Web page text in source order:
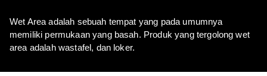
Wet Area adalah sebuah tempat yang pada umumnya
memiliki permukaan yang basah. Produk yang tergolong wet
area adalah wastafel, dan loker.